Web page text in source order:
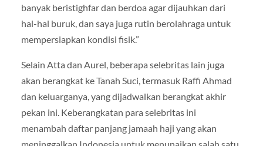
banyak beristighfar dan berdoa agar dijauhkan dari
hal-hal buruk, dan saya juga rutin berolahraga untuk
mempersiapkan kondisi fisik.”
Selain Atta dan Aurel, beberapa selebritas lain juga
akan berangkat ke Tanah Suci, termasuk Raffi Ahmad
dan keluarganya, yang dijadwalkan berangkat akhir
pekan ini. Keberangkatan para selebritas ini
menambah daftar panjang jamaah haji yang akan